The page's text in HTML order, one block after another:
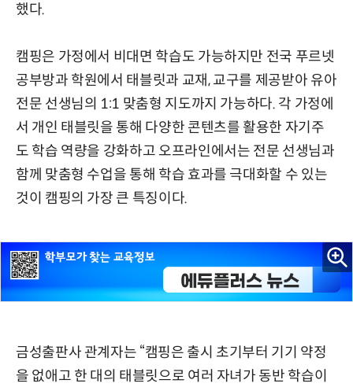
했다.
캠핑은 가정에서 비대면 학습도 가능하지만 전국 푸르넷
공부방과 학원에서 태블릿과 교재, 교구를 제공받아 유아
전문 선생님의 1:1 맞춤형 지도까지 가능하다. 각 가정에
서 개인 태블릿을 통해 다양한 콘텐츠를 활용한 자기주
도 학습 역량을 강화하고 오프라인에서는 전문 선생님과
함께 맞춤형 수업을 통해 학습 효과를 극대화할 수 있는
것이 캠핑의 가장 큰 특징이다.
금성출판사 관계자는 “캠핑은 출시 초기부터 기기 약정
을 없애고 한 대의 태블릿으로 여러 자녀가 동반 학습이